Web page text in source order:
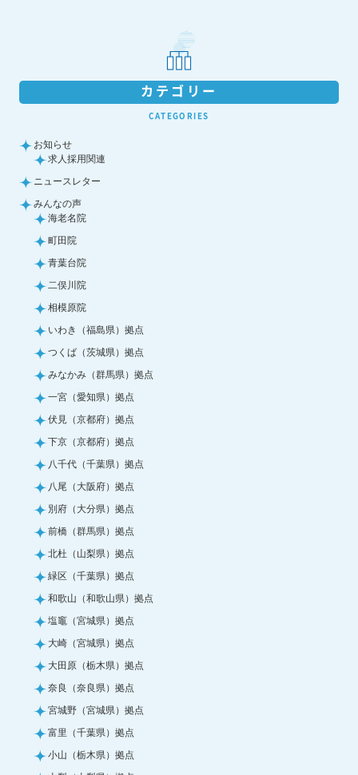
カテゴリー
CATEGORIES
お知らせ
求人採用関連
ニュースレター
みんなの声
海老名院
町田院
青葉台院
二俣川院
相模原院
いわき（福島県）拠点
つくば（茨城県）拠点
みなかみ（群馬県）拠点
一宮（愛知県）拠点
伏見（京都府）拠点
下京（京都府）拠点
八千代（千葉県）拠点
八尾（大阪府）拠点
別府（大分県）拠点
前橋（群馬県）拠点
北杜（山梨県）拠点
緑区（千葉県）拠点
和歌山（和歌山県）拠点
塩竈（宮城県）拠点
大崎（宮城県）拠点
大田原（栃木県）拠点
奈良（奈良県）拠点
宮城野（宮城県）拠点
富里（千葉県）拠点
小山（栃木県）拠点